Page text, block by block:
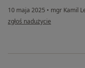
10 maja 2025 • mgr Kamil
w opinii użytkownika J
zgłoś nadużycie